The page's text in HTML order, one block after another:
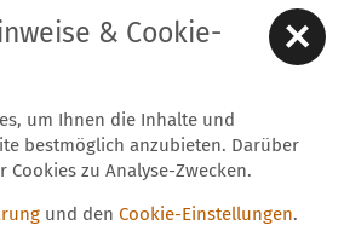
Datenschutz
Impressum
Intern
& Cookie-
um Ihnen die Inhalte und
bestmöglich anzubieten. Darüber
zu Analyse-Zwecken.
und den Cookie-Einstellungen.